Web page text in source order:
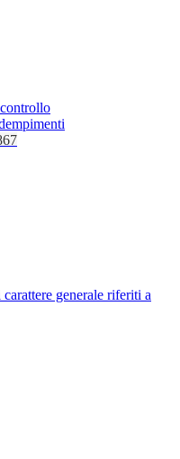
generale riferiti a